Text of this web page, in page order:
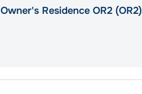
Owner's Residence OR2 (OR2)